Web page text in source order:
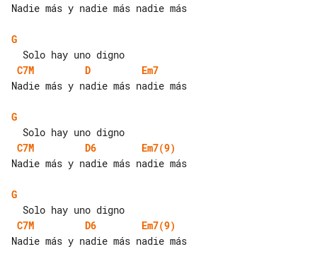
Nadie más y nadie más nadie más
G
C7M
D
Em7
Nadie más y nadie más nadie más
G
C7M
D6
Em7(9)
Nadie más y nadie más nadie más
G
C7M
D6
Em7(9)
Nadie más y nadie más nadie más